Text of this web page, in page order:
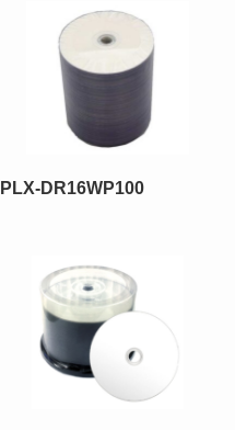
PLX-DR16WP100